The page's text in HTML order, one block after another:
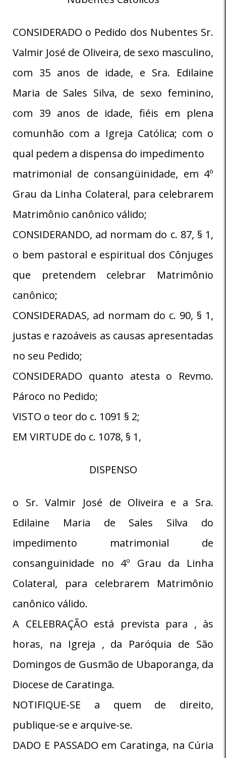
CONSIDERADO o Pedido dos Nubentes Sr.
Valmir José de Oliveira, de sexo masculino,
com 35 anos de idade, e Sra. Edilaine
Maria de Sales Silva, de sexo feminino,
com 39 anos de idade, fiéis em plena
comunhão com a Igreja Católica; com o
qual pedem a dispensa do impedimento
matrimonial de consangüinidade, em 4º
Grau da Linha Colateral, para celebrarem
Matrimônio canônico válido;
CONSIDERANDO, ad normam do c. 87, § 1,
o bem pastoral e espiritual dos Cônjuges
que pretendem celebrar Matrimônio
canônico;
CONSIDERADAS, ad normam do c. 90, § 1,
justas e razoáveis as causas apresentadas
no seu Pedido;
CONSIDERADO quanto atesta o Revmo.
Pároco no Pedido;
VISTO o teor do c. 1091 § 2;
EM VIRTUDE do c. 1078, § 1,
DISPENSO
o Sr. Valmir José de Oliveira e a Sra.
Edilaine Maria de Sales Silva do
impedimento matrimonial de
consanguinidade no 4º Grau da Linha
Colateral, para celebrarem Matrimônio
canônico válido.
A CELEBRAÇÃO está prevista para , às
horas, na Igreja , da Paróquia de São
Domingos de Gusmão de Ubaporanga, da
Diocese de Caratinga.
NOTIFIQUE-SE a quem de direito,
publique-se e arquive-se.
DADO E PASSADO em Caratinga, na Cúria